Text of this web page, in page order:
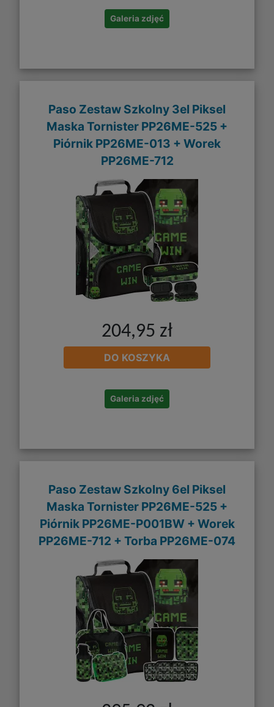
Galeria zdjęć
Paso Zestaw Szkolny 3el Piksel
Maska Tornister PP26ME-525 +
Piórnik PP26ME-013 + Worek
PP26ME-712
204,95 zł
DO KOSZYKA
Galeria zdjęć
Paso Zestaw Szkolny 6el Piksel
Maska Tornister PP26ME-525 +
Piórnik PP26ME-P001BW + Worek
PP26ME-712 + Torba PP26ME-074